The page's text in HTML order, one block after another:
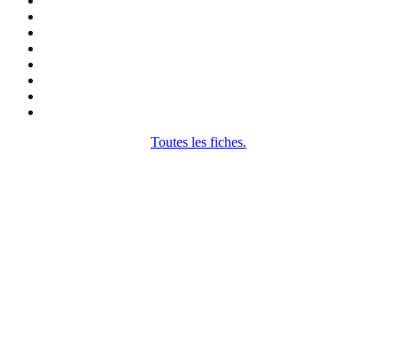
Toutes les fiches.